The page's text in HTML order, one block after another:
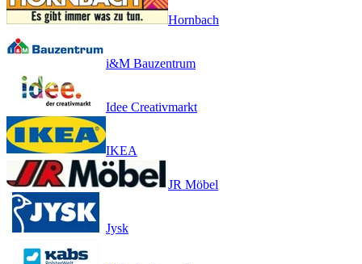
Hornbach
i&M Bauzentrum
Idee Creativmarkt
IKEA
JR Möbel
Jysk